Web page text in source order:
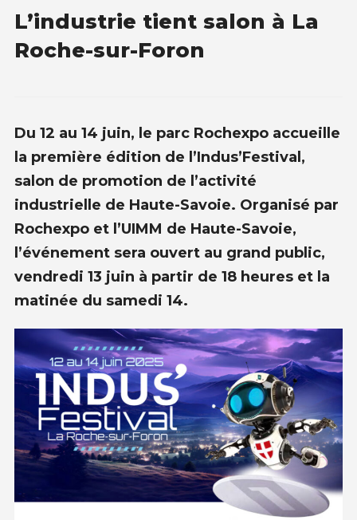
L’industrie tient salon à La
Roche-sur-Foron
Du 12 au 14 juin, le parc Rochexpo accueille
la première édition de l’Indus’Festival,
salon de promotion de l’activité
industrielle de Haute-Savoie. Organisé par
Rochexpo et l’UIMM de Haute-Savoie,
l’événement sera ouvert au grand public,
vendredi 13 juin à partir de 18 heures et la
matinée du samedi 14.